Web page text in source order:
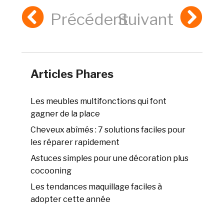
PrécédentSuivant
Articles Phares
Les meubles multifonctions qui font
gagner de la place
Cheveux abîmés : 7 solutions faciles pour
les réparer rapidement
Astuces simples pour une décoration plus
cocooning
Les tendances maquillage faciles à
adopter cette année